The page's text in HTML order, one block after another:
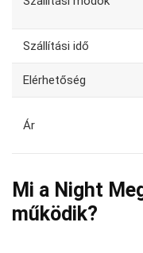
Szállítási idő
Elérhetőség
Ár
Mi a Night
működik?